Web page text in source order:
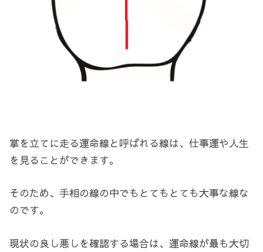
掌を立てに走る運命線と呼ばれる線は、仕事運や人生
を見ることができます。
そのため、手相の線の中でもとてもとても大事な線な
のです。
現状の良し悪しを確認する場合は、運命線が最も大切